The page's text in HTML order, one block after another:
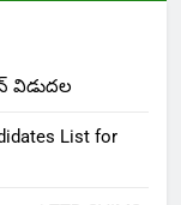
విడుదల
List for